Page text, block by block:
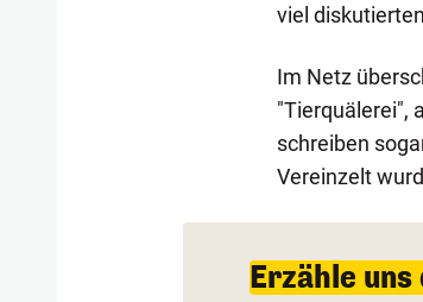
viel
Im Netz
"Tierquälerei",
schreiben
Vereinzelt
Erzähle